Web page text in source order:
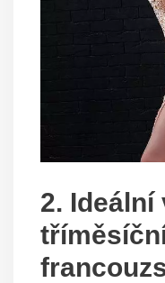
2. Ideální